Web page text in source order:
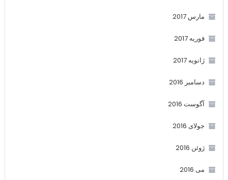
مارس 2017
فوریه 2017
ژانویه 2017
دسامبر 2016
آگوست 2016
جولای 2016
ژوئن 2016
می 2016